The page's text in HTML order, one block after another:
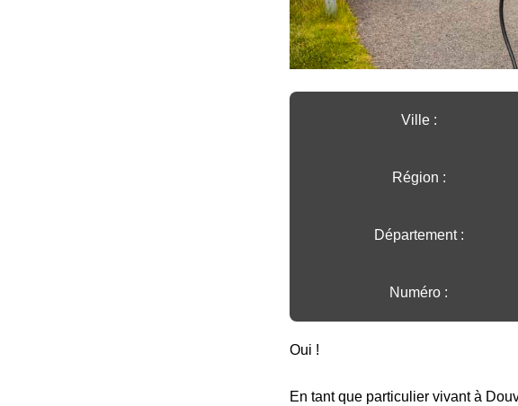
Ville :️
Région :️
Département :
Numéro :
Oui !
En tant que particulier vivant à